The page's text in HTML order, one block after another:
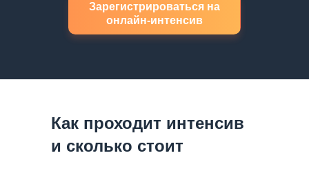
Зарегистрироваться на
онлайн-интенсив
Как проходит интенсив
и сколько стоит